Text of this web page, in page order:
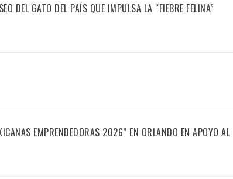
DEL GATO DEL PAÍS QUE IMPULSA LA “FIEBRE FELINA”
EMPRENDEDORAS 2026” EN ORLANDO EN APOYO AL